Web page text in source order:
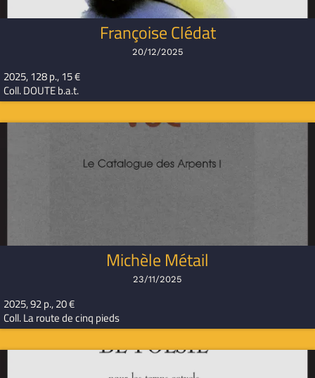
Françoise Clédat
20/12/2025
2025, 128 p., 15 €
Coll. DOUTE b.a.t.
Michèle Métail
23/11/2025
2025, 92 p., 20 €
Coll. La route de cinq pieds